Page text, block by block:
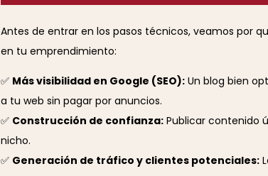
Antes de entrar en los pasos técnicos, veamos por
en tu emprendimiento:
✅ Más visibilidad en Google (SEO): Un blog bien
a tu web sin pagar por anuncios.
✅ Construcción de confianza: Publicar contenido
nicho.
✅ Generación de tráfico y clientes potenciales: